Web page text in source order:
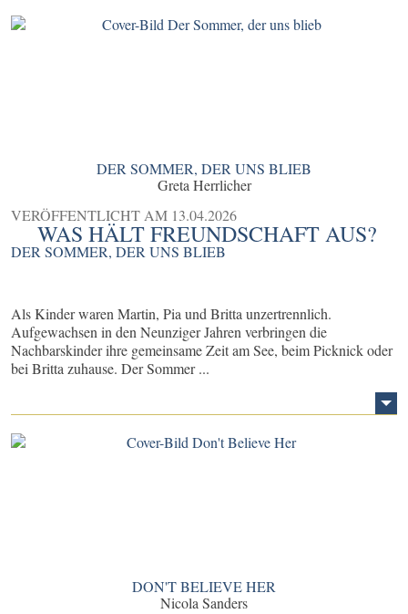
DER SOMMER, DER UNS BLIEB
Greta Herrlicher
VERÖFFENTLICHT AM 13.04.2026
WAS HÄLT FREUNDSCHAFT AUS?
DER SOMMER, DER UNS BLIEB
Als Kinder waren Martin, Pia und Britta unzertrennlich.
Aufgewachsen in den Neunziger Jahren verbringen die
Nachbarskinder ihre gemeinsame Zeit am See, beim Picknick oder
bei Britta zuhause. Der Sommer ...
DON'T BELIEVE HER
Nicola Sanders